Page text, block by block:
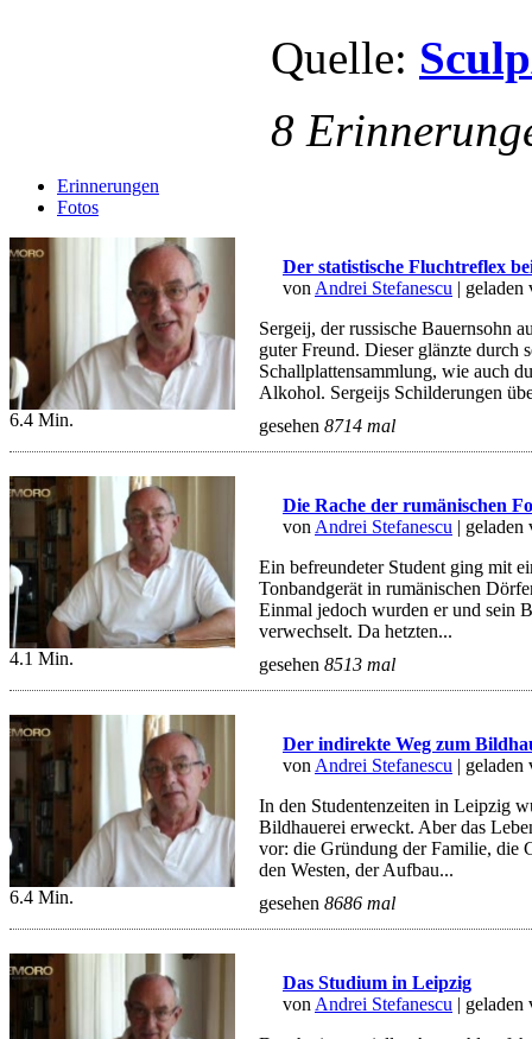
Quelle:
8
Erinnerungen
Fotos
6.4 Min.
Der statistische Fluchtreflex
von Andrei Stefanescu |
Sergeij, der russische Bauernsohn
guter Freund. Dieser glänzte durch
Schallplattensammlung, wie auch
Alkohol. Sergeijs Schilderungen
gesehen 8714 mal
4.1 Min.
Die Rache der rumänischen
von Andrei Stefanescu |
Ein befreundeter Student ging mit
Tonbandgerät in rumänischen
Einmal jedoch wurden er und sein
verwechselt. Da hetzten...
gesehen 8513 mal
6.4 Min.
Der indirekte Weg zum
von Andrei Stefanescu |
In den Studentenzeiten in Leipzig
Bildhauerei erweckt. Aber das
vor: die Gründung der Familie, die
den Westen, der Aufbau...
gesehen 8686 mal
Das Studium in Leipzig
von Andrei Stefanescu |